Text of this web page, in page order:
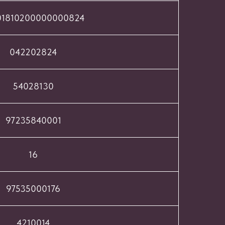
042202824
54028130
97235840001
16
97535000176
4210014